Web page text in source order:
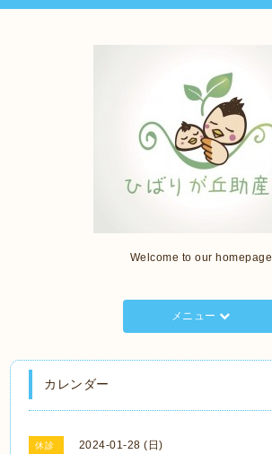
Welcome to our homepage
メニュー
カレンダー
休診 2024-01-28 (日)